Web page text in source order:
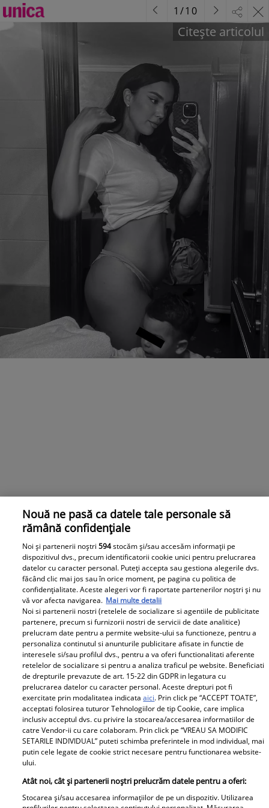
Larisa Udilă a pierdut a doua sarcină. Reacția
impresionantă a fiului ei de doar 2 ani. „Ne imaginam
că va fi o fetiță”
Larisa Udilă a dezvăluit în mediul online că a pierdut
cea de-a doua sarcină. După această încercare grea,
fosta concurentă de la „Bravo, ai stil!” a transmis un
mesaj de încurajare și susținere tuturor femeilor care
au experimentat pierderea dureroasă a unei sarcini.
Citește continuarea în articol!
Citește articolul
1 /10
Parteneri
Nouă ne pasă ca datele tale personale să
rămână confidențiale
Noi și partenerii noștri594stocăm și/sau accesăm informații pe
dispozitivul dvs., precum identificatorii cookie unici pentru prelucrarea
datelor cu caracter personal. Puteți accepta sau gestiona alegerile dvs.
făcând clic mai jos sau în orice moment, pe pagina cu politica de
confidențialitate. Aceste alegeri vor fi raportate partenerilor noștri și nu
vă vor afecta navigarea. Mai multe detalii
Noi si partenerii nostri (retelele de socializare si agentiile de publicitate
partenere, precum si furnizorii nostri de servicii de date analitice)
prelucram date pentru a permite website-ului sa functioneze, pentru a
personaliza continutul si anunturile publicitare afisate in functie de
interesele si/sau profilul dvs., pentru a va oferi functionalitati aferente
retelelor de socializare si pentru a analiza traficul pe website. Beneficiati
de drepturile prevazute de art. 15-22 din GDPR in legatura cu
prelucrarea datelor cu caracter personal. Aceste drepturi pot fi
exercitate prin modalitatea indicataaici. Prin click pe “ACCEPT TOATE”,
acceptati folosirea tuturor Tehnologiilor de tip Cookie, care implica
inclusiv acceptul dvs. cu privire la stocarea/accesarea informatiilor de
catre Vendor-ii cu care colaboram. Prin click pe “VREAU SA MODIFIC
SETARILE INDIVIDUAL” puteti schimba preferintele in mod individual, mai
putin cele legate de cookie strict necesare pentru functionarea website-
ului.
Atât noi, cât și partenerii noștri prelucrăm datele pentru a oferi:
Stocarea și/sau accesarea informațiilor de pe un dispozitiv. Utilizarea